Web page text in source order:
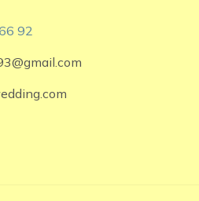
92